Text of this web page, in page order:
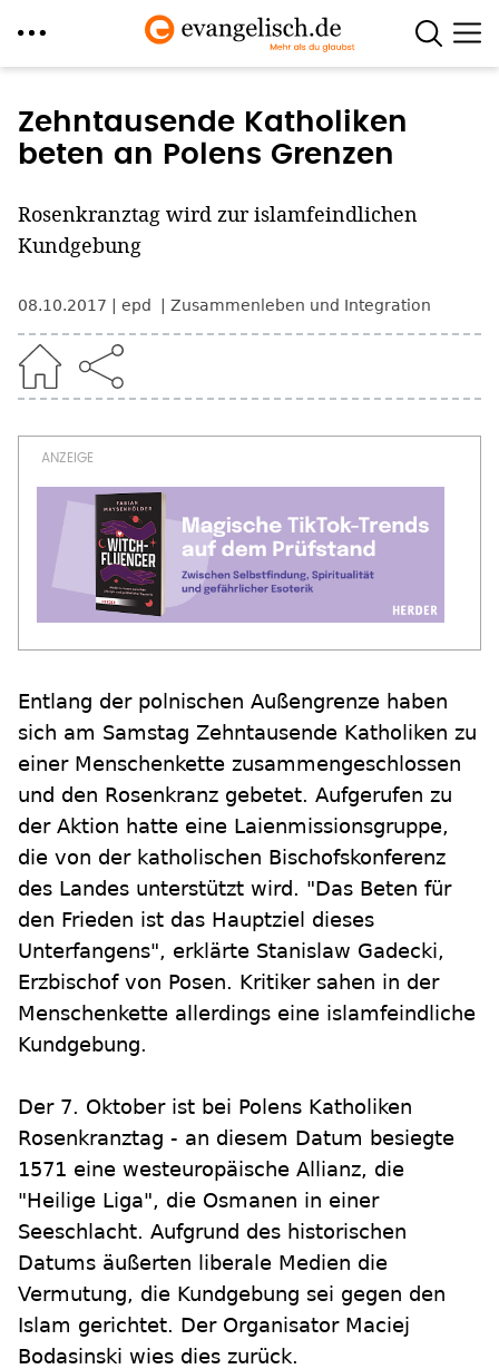
zum
Inhalt
Zehntausende Katholiken
beten an Polens Grenzen
Rosenkranztag wird zur islamfeindlichen
Kundgebung
08.10.2017 epd Zusammenleben und Integration
Entlang der polnischen Außengrenze haben
sich am Samstag Zehntausende Katholiken zu
einer Menschenkette zusammengeschlossen
und den Rosenkranz gebetet. Aufgerufen zu
der Aktion hatte eine Laienmissionsgruppe,
die von der katholischen Bischofskonferenz
des Landes unterstützt wird. "Das Beten für
den Frieden ist das Hauptziel dieses
Unterfangens", erklärte Stanislaw Gadecki,
Erzbischof von Posen. Kritiker sahen in der
Menschenkette allerdings eine islamfeindliche
Kundgebung.
Der 7. Oktober ist bei Polens Katholiken
Rosenkranztag - an diesem Datum besiegte
1571 eine westeuropäische Allianz, die
"Heilige Liga", die Osmanen in einer
Seeschlacht. Aufgrund des historischen
Datums äußerten liberale Medien die
Vermutung, die Kundgebung sei gegen den
Islam gerichtet. Der Organisator Maciej
Bodasinski wies dies zurück.